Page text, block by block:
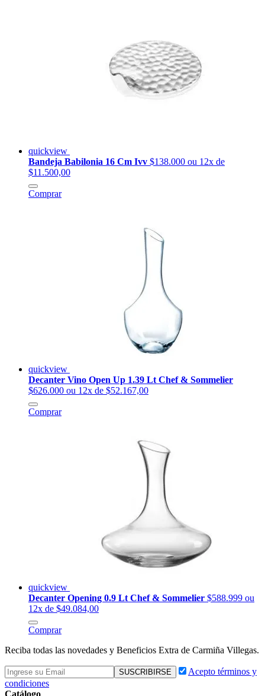
quickview
Bandeja Babilonia 16 Cm Ivv $138.000 ou 12x de
$11.500,00
Comprar
quickview
Decanter Vino Open Up 1.39 Lt Chef & Sommelier
$626.000 ou 12x de $52.167,00
Comprar
quickview
Decanter Opening 0.9 Lt Chef & Sommelier $588.999 ou
12x de $49.084,00
Comprar
Reciba todas las novedades y Beneficios Extra de Carmiña Villegas.
Acepto términos y
condiciones